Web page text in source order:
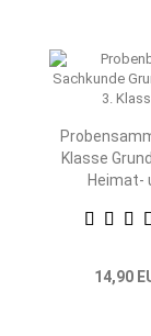
Klasse
Heimat-
14,90